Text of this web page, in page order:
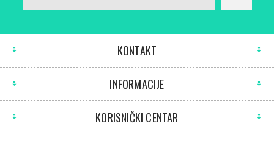
KONTAKT
INFORMACIJE
KORISNIČKI CENTAR